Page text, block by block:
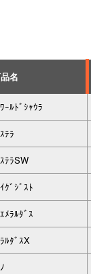
名
ｰﾙﾄﾞｼｬｳﾗ
ﾃﾗ
ﾃﾗSW
ｸﾞｼﾞｽﾄ
ﾒﾗﾙﾀﾞｽ
ﾙﾀﾞｽX